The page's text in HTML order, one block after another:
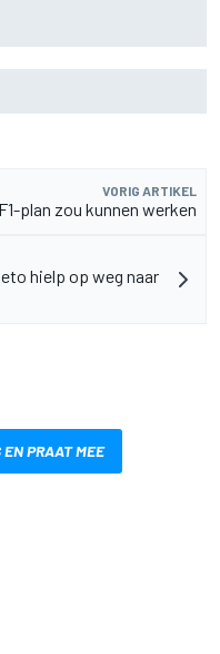
VORIG ARTIKEL
plan zou kunnen werken
hielp op weg naar
PRAAT MEE